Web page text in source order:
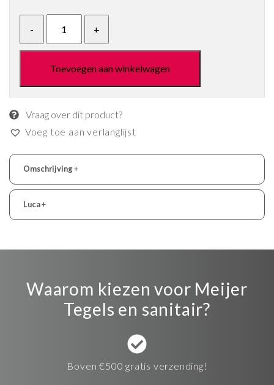
Toevoegen aan winkelwagen
Vraag over dit product?
Voeg toe aan verlanglijst
Omschrijving+
Luca+
Waarom kiezen voor Meijer
Tegels en sanitair?
Boven €500 gratis verzending!